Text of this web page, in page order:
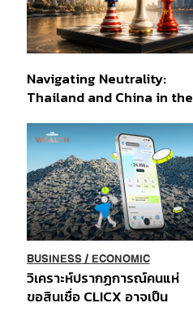
Navigating Neutrality:
Thailand and China in the
Order
BUSINESS/ ECONOMIC
วิเคราะห์ปรากฏการณ์คนแห่
ขอสินเชื่อ CLICX อาจเป็น